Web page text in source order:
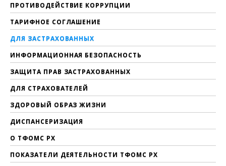
ПРОТИВОДЕЙСТВИЕ КОРРУПЦИИ
ТАРИФНОЕ СОГЛАШЕНИЕ
ДЛЯ ЗАСТРАХОВАННЫХ
ИНФОРМАЦИОННАЯ БЕЗОПАСНОСТЬ
ЗАЩИТА ПРАВ ЗАСТРАХОВАННЫХ
ДЛЯ СТРАХОВАТЕЛЕЙ
ЗДОРОВЫЙ ОБРАЗ ЖИЗНИ
ДИСПАНСЕРИЗАЦИЯ
О ТФОМС РХ
ПОКАЗАТЕЛИ ДЕЯТЕЛЬНОСТИ ТФОМС РХ